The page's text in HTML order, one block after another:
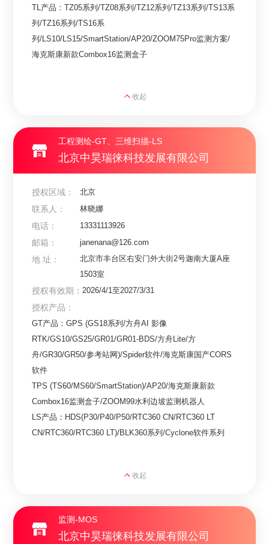
TL产品：TZ05系列/TZ08系列/TZ12系列/TZ13系列/TS13系
列/TZ16系列/TS16系
列/LS10/LS15/SmartStation/AP20/ZOOM75Pro监测方案/
海克斯康新款Combox16监测盒子
收起
工程测绘-GT、三维扫描-LS
北京中昊瑞徕科技发展有限公司
授权区域： 北京
联系人： 林晓娜
电话： 13331113926
邮箱： janenana@126.com
地 址：
北京市丰台区右安门外大街2号迦南大厦A座
1503室
授权有效期：2026/4/1至2027/3/31
授权产品：
GT产品：GPS (GS18系列/方舟AI 影像
RTK/GS10/GS25/GR01/GR01-BDS/方舟Lite/方
舟/GR30/GR50/参考站网)/Spider软件/海克斯康国产CORS
软件
TPS (TS60/MS60/SmartStation)/AP20/海克斯康新款
Combox16监测盒子/ZOOM99水利边坡监测机器人
LS产品：HDS(P30/P40/P50/RTC360 CN/RTC360 LT
CN/RTC360/RTC360 LT)/BLK360系列/Cyclone软件系列
收起
监测-MOS
北京中昊瑞徕科技发展有限公司